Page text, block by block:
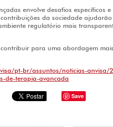
envolve desafios específicos
da sociedade
regulatório mais
para uma abordagem
pt-br/assuntos/noticias-anvisa/
de-terapia-avancada
Save